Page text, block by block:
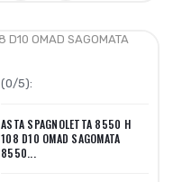
(0/5):
ASTA SPAGNOLETTA 8550 H
108 D10 OMAD SAGOMATA
8550...